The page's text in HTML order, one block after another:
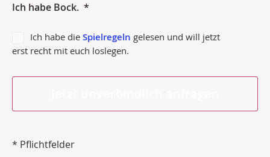
Ich habe Bock. *
Ich habe die Spielregeln gelesen und will jetzt
erst recht mit euch loslegen.
* Pflichtfelder